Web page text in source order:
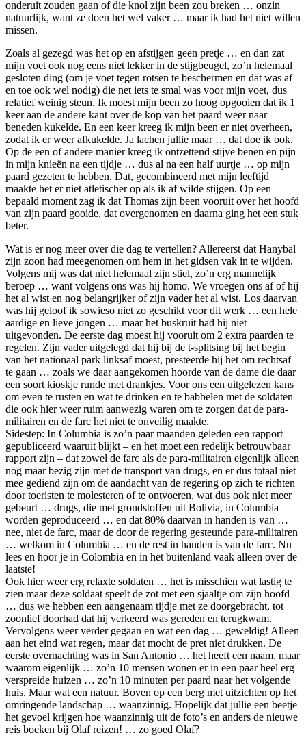
onderuit zouden gaan of die knol zijn been zou breken … onzin
natuurlijk, want ze doen het wel vaker … maar ik had het niet willen
missen.
Zoals al gezegd was het op en afstijgen geen pretje … en dan zat
mijn voet ook nog eens niet lekker in de stijgbeugel, zo’n helemaal
gesloten ding (om je voet tegen rotsen te beschermen en dat was af
en toe ook wel nodig) die net iets te smal was voor mijn voet, dus
relatief weinig steun. Ik moest mijn been zo hoog opgooien dat ik 1
keer aan de andere kant over de kop van het paard weer naar
beneden kukelde. En een keer kreeg ik mijn been er niet overheen,
zodat ik er weer afkukelde. Ja lachen jullie maar … dat doe ik ook.
Op de een of andere manier kreeg ik ontzettend stijve benen en pijn
in mijn knieën na een tijdje … dus al na een half uurtje … op mijn
paard gezeten te hebben. Dat, gecombineerd met mijn leeftijd
maakte het er niet atletischer op als ik af wilde stijgen. Op een
bepaald moment zag ik dat Thomas zijn been vooruit over het hoofd
van zijn paard gooide, dat overgenomen en daarna ging het een stuk
beter.
Wat is er nog meer over die dag te vertellen? Allereerst dat Hanybal
zijn zoon had meegenomen om hem in het gidsen vak in te wijden.
Volgens mij was dat niet helemaal zijn stiel, zo’n erg mannelijk
beroep … want volgens ons was hij homo. We vroegen ons af of hij
het al wist en nog belangrijker of zijn vader het al wist. Los daarvan
was hij geloof ik sowieso niet zo geschikt voor dit werk … een hele
aardige en lieve jongen … maar het buskruit had hij niet
uitgevonden. De eerste dag moest hij vooruit om 2 extra paarden te
regelen. Zijn vader uitgelegd dat hij bij de t-splitsing bij het begin
van het nationaal park linksaf moest, presteerde hij het om rechtsaf
te gaan … zoals we daar aangekomen hoorde van de dame die daar
een soort kioskje runde met drankjes. Voor ons een uitgelezen kans
om even te rusten en wat te drinken en te babbelen met de soldaten
die ook hier weer ruim aanwezig waren om te zorgen dat de para-
militairen en de farc het niet te onveilig maakte.
Sidestep: In Columbia is zo’n paar maanden geleden een rapport
gepubliceerd waaruit blijkt – en het moet een redelijk betrouwbaar
rapport zijn – dat zowel de farc als de para-militairen eigenlijk alleen
nog maar bezig zijn met de transport van drugs, en er dus totaal niet
mee gediend zijn om de aandacht van de regering op zich te richten
door toeristen te molesteren of te ontvoeren, wat dus ook niet meer
gebeurt … drugs, die met grondstoffen uit Bolivia, in Columbia
worden geproduceerd … en dat 80% daarvan in handen is van …
nee, niet de farc, maar de door de regering gesteunde para-militairen
… welkom in Columbia … en de rest in handen is van de farc. Nu
lees en hoor je in Colombia en in het buitenland vaak alleen over de
laatste!
Ook hier weer erg relaxte soldaten … het is misschien wat lastig te
zien maar deze soldaat speelt de zot met een sjaaltje om zijn hoofd
… dus we hebben een aangenaam tijdje met ze doorgebracht, tot
zoonlief doorhad dat hij verkeerd was gereden en terugkwam.
Vervolgens weer verder gegaan en wat een dag … geweldig! Alleen
aan het eind wat regen, maar dat mocht de pret niet drukken. De
eerste overnachting was in San Antonio … het heeft een naam, maar
waarom eigenlijk … zo’n 10 mensen wonen er in een paar heel erg
verspreide huizen … zo’n 10 minuten per paard naar het volgende
huis. Maar wat een natuur. Boven op een berg met uitzichten op het
omringende landschap … waanzinnig. Hopelijk dat jullie een beetje
het gevoel krijgen hoe waanzinnig uit de foto’s en anders de nieuwe
reis boeken bij Olaf reizen! … zo goed Olaf?